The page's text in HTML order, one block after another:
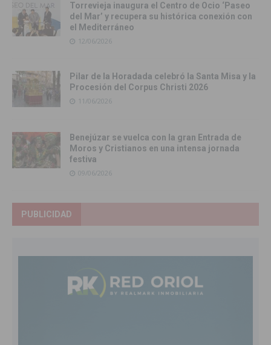
Torrevieja inaugura el Centro de Ocio ‘Paseo
del Mar’ y recupera su histórica conexión con
el Mediterráneo
12/06/2026
Pilar de la Horadada celebró la Santa Misa y la
Procesión del Corpus Christi 2026
11/06/2026
Benejúzar se vuelca con la gran Entrada de
Moros y Cristianos en una intensa jornada
festiva
09/06/2026
PUBLICIDAD